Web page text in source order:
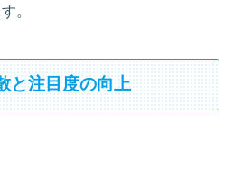
。
と注目度の向上